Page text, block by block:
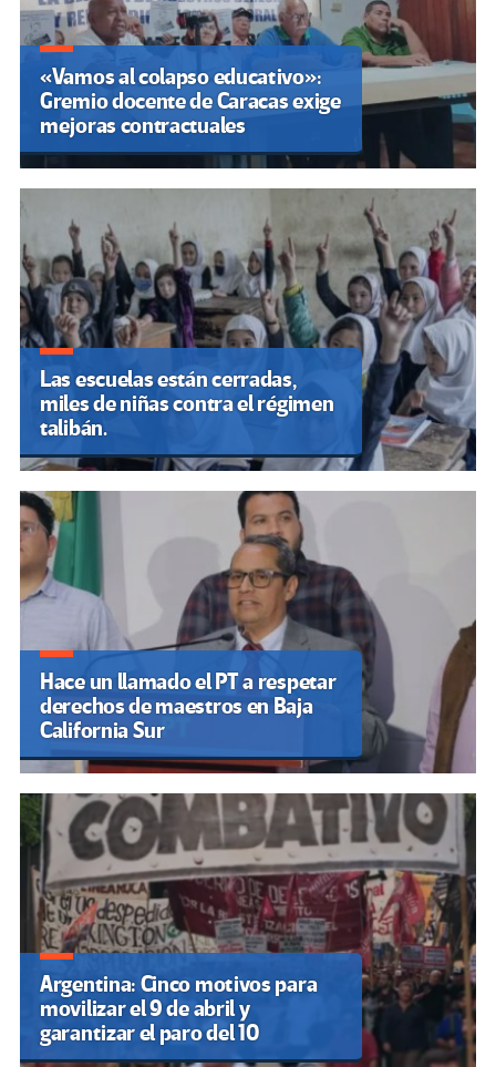
«Vamos al colapso educativo»:
Gremio docente de Caracas exige
mejoras contractuales
Las escuelas están cerradas,
miles de niñas contra el régimen
talibán.
Hace un llamado el PT a respetar
derechos de maestros en Baja
California Sur
Argentina: Cinco motivos para
movilizar el 9 de abril y
garantizar el paro del 10